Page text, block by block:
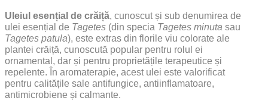
Uleiul esențial de crăiță, cunoscut și sub denumirea de
ulei esențial de Tagetes (din specia Tagetes minuta sau
Tagetes patula), este extras din florile viu colorate ale
plantei crăiță, cunoscută popular pentru rolul ei
ornamental, dar și pentru proprietățile terapeutice și
repelente. În aromaterapie, acest ulei este valorificat
pentru calitățile sale antifungice, antiinflamatoare,
antimicrobiene și calmante.